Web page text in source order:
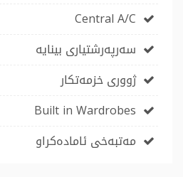
سەرپەرشتیاری بینایە
ژووری خزمەتکار
مەتبەخی ئامادەکراو